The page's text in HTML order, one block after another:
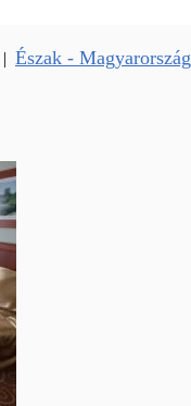
| Észak - Magyarország